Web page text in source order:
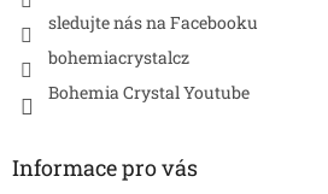
sledujte nás na Facebooku
bohemiacrystalcz
Bohemia Crystal Youtube
Informace pro vás